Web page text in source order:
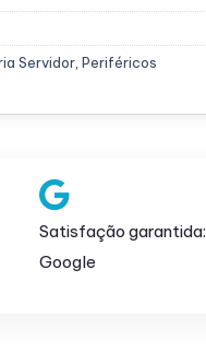
Servidor Periféricos
Satisfação
Google